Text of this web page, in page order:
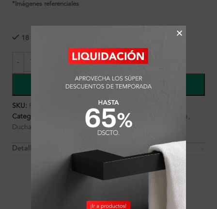
*Imágenes referenciales
18 disponibles
COMPRAR
SKU: FA3085
Categorías:
Baño , Baño , Cabezas de ducha ,
Ducha
Detalles y Material
OTROS PRODUCTOS QUE PUEDEN
INTERESARTE